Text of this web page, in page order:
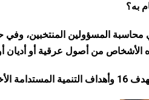
به؟
المسؤولين المنتخبين، وفي
الأشخاص من أصول عرقية أو
يرجى زيارة: